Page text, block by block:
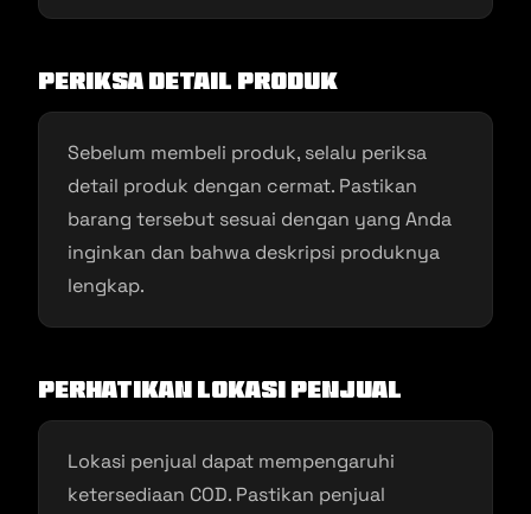
Periksa Detail Produk
Sebelum membeli produk, selalu periksa
detail produk dengan cermat. Pastikan
barang tersebut sesuai dengan yang Anda
inginkan dan bahwa deskripsi produknya
lengkap.
Perhatikan Lokasi Penjual
Lokasi penjual dapat mempengaruhi
ketersediaan COD. Pastikan penjual